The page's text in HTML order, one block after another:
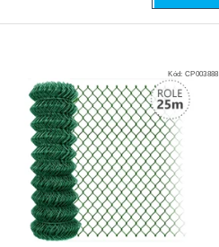
Kód:CP003888